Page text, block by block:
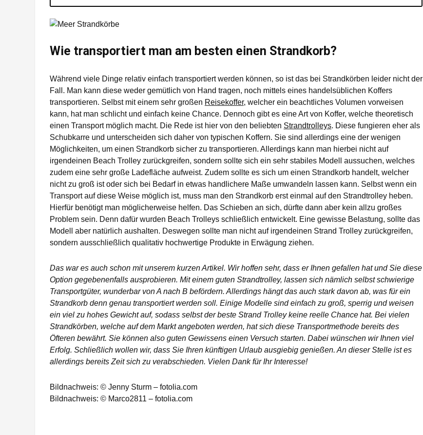
Wie transportiert man am besten einen Strandkorb?
Während viele Dinge relativ einfach transportiert werden können, so ist das bei Strandkörben leider nicht der
Fall. Man kann diese weder gemütlich von Hand tragen, noch mittels eines handelsüblichen Koffers
transportieren. Selbst mit einem sehr großen Reisekoffer, welcher ein beachtliches Volumen vorweisen
kann, hat man schlicht und einfach keine Chance. Dennoch gibt es eine Art von Koffer, welche theoretisch
einen Transport möglich macht. Die Rede ist hier von den beliebten Strandtrolleys. Diese fungieren eher als
Schubkarre und unterscheiden sich daher von typischen Koffern. Sie sind allerdings eine der wenigen
Möglichkeiten, um einen Strandkorb sicher zu transportieren. Allerdings kann man hierbei nicht auf
irgendeinen Beach Trolley zurückgreifen, sondern sollte sich ein sehr stabiles Modell aussuchen, welches
zudem eine sehr große Ladefläche aufweist. Zudem sollte es sich um einen Strandkorb handelt, welcher
nicht zu groß ist oder sich bei Bedarf in etwas handlichere Maße umwandeln lassen kann. Selbst wenn ein
Transport auf diese Weise möglich ist, muss man den Strandkorb erst einmal auf den Strandtrolley heben.
Hierfür benötigt man möglicherweise helfen. Das Schieben an sich, dürfte dann aber kein allzu großes
Problem sein. Denn dafür wurden Beach Trolleys schließlich entwickelt. Eine gewisse Belastung, sollte das
Modell aber natürlich aushalten. Deswegen sollte man nicht auf irgendeinen Strand Trolley zurückgreifen,
sondern ausschließlich qualitativ hochwertige Produkte in Erwägung ziehen.
Das war es auch schon mit unserem kurzen Artikel. Wir hoffen sehr, dass er Ihnen gefallen hat und Sie diese
Option gegebenenfalls ausprobieren. Mit einem guten Strandtrolley, lassen sich nämlich selbst schwierige
Transportgüter, wunderbar von A nach B befördern. Allerdings hängt das auch stark davon ab, was für ein
Strandkorb denn genau transportiert werden soll. Einige Modelle sind einfach zu groß, sperrig und weisen
ein viel zu hohes Gewicht auf, sodass selbst der beste Strand Trolley keine reelle Chance hat. Bei vielen
Strandkörben, welche auf dem Markt angeboten werden, hat sich diese Transportmethode bereits des
Öfteren bewährt. Sie können also guten Gewissens einen Versuch starten. Dabei wünschen wir Ihnen viel
Erfolg. Schließlich wollen wir, dass Sie Ihren künftigen Urlaub ausgiebig genießen. An dieser Stelle ist es
allerdings bereits Zeit sich zu verabschieden. Vielen Dank für Ihr Interesse!
Bildnachweis: © Jenny Sturm – fotolia.com
Bildnachweis: © Marco2811 – fotolia.com